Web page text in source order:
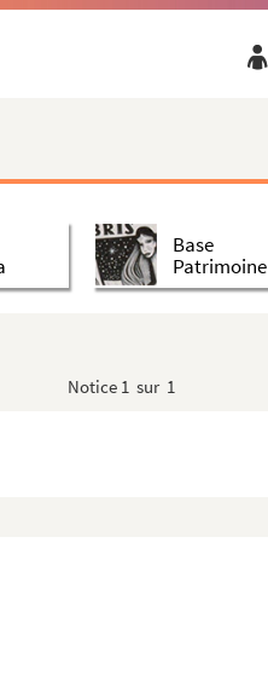
Base
Patrimoine
Notice 1 sur 1
entourant l'image de Philippe l...
Mahaut, en 1327
obligations qu'avait envers...
par Jean de Montaigu (1431-...
Salins a en icelle. » (Mi...
écrit de la main de Ju...
et puits à muyre de S...
cuite de l'eau salée aux ...
muire de Salins, fait en...
par les sieurs rentier...
à l'abbaye de Cluny, pour q...
pour convertir en arsenal...